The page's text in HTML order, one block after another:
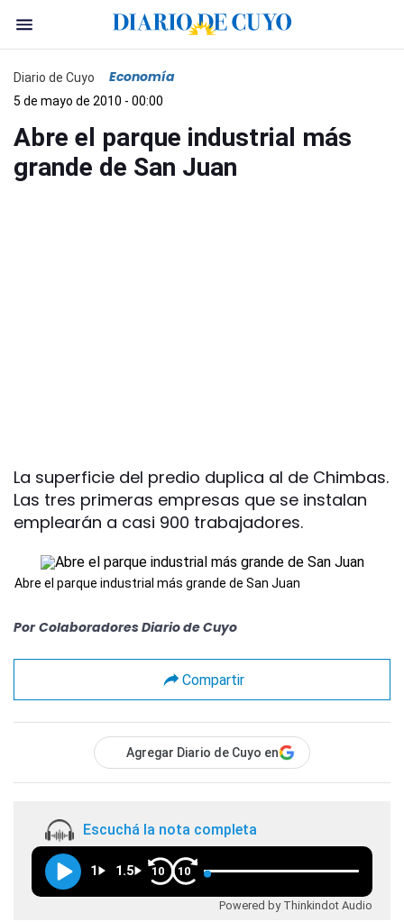
Diario de Cuyo Economía
5 de mayo de 2010 - 00:00
Abre el parque industrial más
grande de San Juan
La superficie del predio duplica al de Chimbas.
Las tres primeras empresas que se instalan
emplearán a casi 900 trabajadores.
Abre el parque industrial más grande de San Juan
Por Colaboradores Diario de Cuyo
Compartir
Agregar Diario de Cuyo en
Escuchá la nota completa
1 1.5 10 10
Powered by Thinkindot Audio